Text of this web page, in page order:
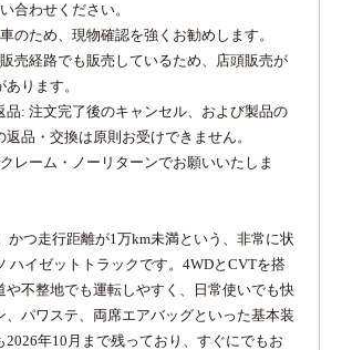
合わせください。
のため、現物確認を強くお勧めします。
売経路でも販売しているため、店頭販売が
ります。
品: 注文完了後のキャンセル、および製品の
品・交換は原則お受けできません。
レーム・ノーリターンでお願いいたしま
かつ走行距離が1万km未満という、非常に状
ハイゼットトラックです。4WDとCVTを搭
や不整地でも運転しやすく、日常使いでも快
、パワステ、両席エアバッグといった基本装
2026年10月まで残っており、すぐにでもお